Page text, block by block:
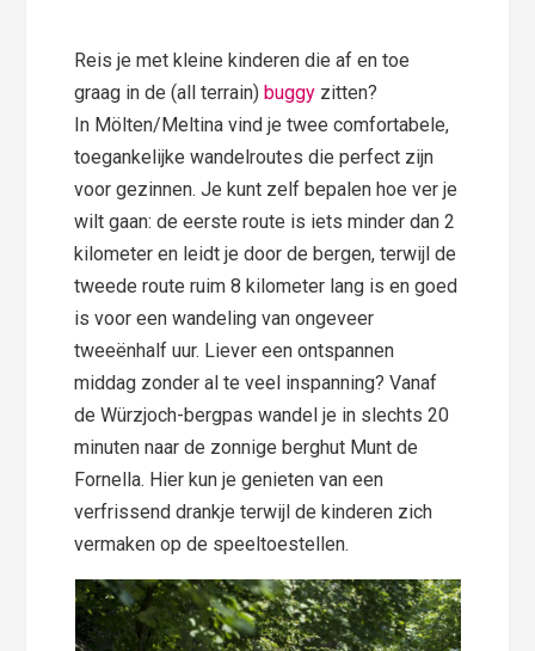
Reis je met kleine kinderen die af en toe
graag in de (all terrain) buggy zitten?
In Mölten/Meltina vind je twee comfortabele,
toegankelijke wandelroutes die perfect zijn
voor gezinnen. Je kunt zelf bepalen hoe ver je
wilt gaan: de eerste route is iets minder dan 2
kilometer en leidt je door de bergen, terwijl de
tweede route ruim 8 kilometer lang is en goed
is voor een wandeling van ongeveer
tweeënhalf uur. Liever een ontspannen
middag zonder al te veel inspanning? Vanaf
de Würzjoch-bergpas wandel je in slechts 20
minuten naar de zonnige berghut Munt de
Fornella. Hier kun je genieten van een
verfrissend drankje terwijl de kinderen zich
vermaken op de speeltoestellen.